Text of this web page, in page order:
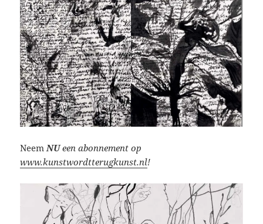
NeemNU een abonnement op
www.kunstwordtterugkunst.nl!